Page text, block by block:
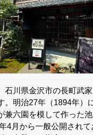
石川県金沢市の長町武
。明治27年（1894年）
兼六園を模して作った
4月から一般公開されて